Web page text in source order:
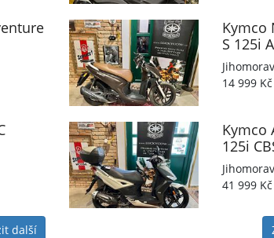
další
Kymco
S 125i
14 999 Kč
Kymco
125i
41 999 Kč